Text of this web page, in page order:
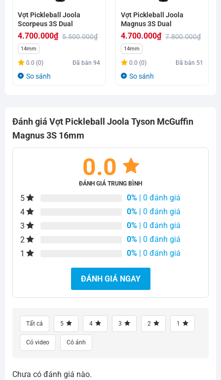
Vợt Pickleball Joola
Scorpeus 3S Dual
5.500.000₫
Giá
gốc
là:
4.700.000₫
Giá
hiện
tại
14mm
0.0 (0) Đã bán94
So sánh
Vợt Pickleball Joola
Magnus 3S Dual
7.800.000₫
Giá
gốc
là:
4.700.000₫
Giá
hiện
tại
14mm
0.0 (0) Đã bán 51
So sánh
Đánh giá Vợt Pickleball Joola Tyson McGuffin
Magnus 3S 16mm
0.0
ĐÁNH GIÁ TRUNG BÌNH
5 0% | 0 đánh giá
4
0% | 0 đánh giá
3
0% | 0 đánh giá
2
0% | 0 đánh giá
1
0% | 0 đánh giá
ĐÁNH GIÁ NGAY
Tất cả 5 4 3 2 1
Có video Có ảnh
Chưa có đánh giá nào.